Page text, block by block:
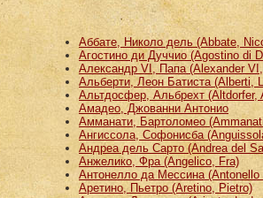
Аббате, Николо дель (Abbate,
Агостино ди Дуччио (Agostino di
Александр VI, Папа (Alexander
Альберти, Леон Батиста (Alberti,
Альтдосфер, Альбрехт (Altdorfer,
Амадео, Джованни Антонио
Амманати, Бартоломео
Ангиссола, Софонисба
Андреа дель Сарто (Andrea del
Анжелико, Фра (Angelico, Fra)
Антонелло да Мессина (Antonello
Аретино, Пьетро (Aretino, Pietro)